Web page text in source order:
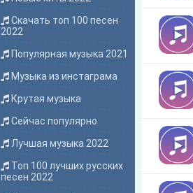
Скачать топ 100 песен
2022
Популярная музыка 2021
Музыка из инстаграма
Крутая музыка
Сейчас популярно
Лучшая музыка 2022
Топ 100 лучших русских
песен 2022